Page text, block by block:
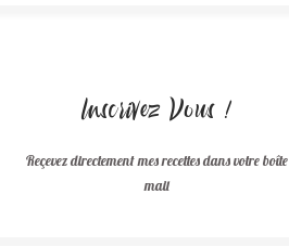
Inscrivez Vous !
Reçevez directement mes recettes dans votre boîte
mail